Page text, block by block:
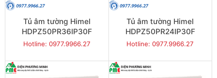
Tủ âm tường Himel
HDPZ50PR36IP30F
Hotline: 0977.9966.27
Tủ âm tường Himel
HDPZ50PR24IP30F
Hotline: 0977.9966.27